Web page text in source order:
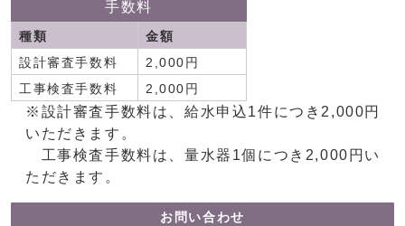
手数料
種類
金額
設計審査手数料
2,000円
工事検査手数料
2,000円
※設計審査手数料は、給水申込1件につき2,000円
いただきます。
工事検査手数料は、量水器1個につき2,000円い
ただきます。
お問い合わせ